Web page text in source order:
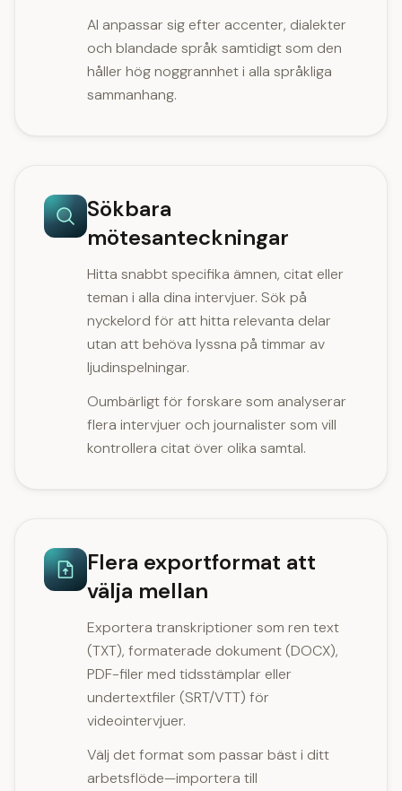
AI anpassar sig efter accenter, dialekter
och blandade språk samtidigt som den
håller hög noggrannhet i alla språkliga
sammanhang.
Sökbara
mötesanteckningar
Hitta snabbt specifika ämnen, citat eller
teman i alla dina intervjuer. Sök på
nyckelord för att hitta relevanta delar
utan att behöva lyssna på timmar av
ljudinspelningar.
Oumbärligt för forskare som analyserar
flera intervjuer och journalister som vill
kontrollera citat över olika samtal.
Flera exportformat att
välja mellan
Exportera transkriptioner som ren text
(TXT), formaterade dokument (DOCX),
PDF-filer med tidsstämplar eller
undertextfiler (SRT/VTT) för
videointervjuer.
Välj det format som passar bäst i ditt
arbetsflöde—importera till